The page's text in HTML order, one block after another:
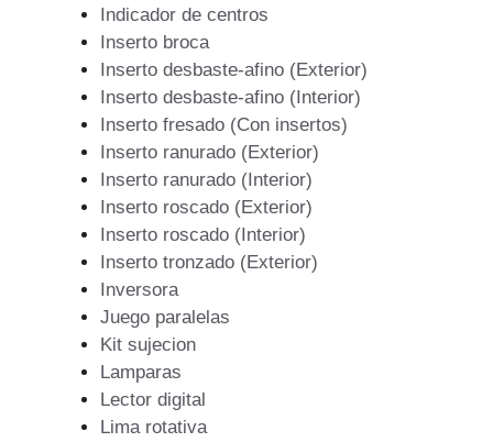
Indicador de centros
Inserto broca
Inserto desbaste-afino (Exterior)
Inserto desbaste-afino (Interior)
Inserto fresado (Con insertos)
Inserto ranurado (Exterior)
Inserto ranurado (Interior)
Inserto roscado (Exterior)
Inserto roscado (Interior)
Inserto tronzado (Exterior)
Inversora
Juego paralelas
Kit sujecion
Lamparas
Lector digital
Lima rotativa